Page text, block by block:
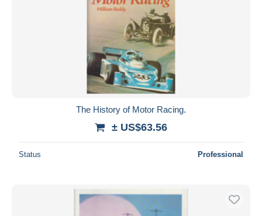
The History of Motor Racing.
± US$63.56
Status Professional